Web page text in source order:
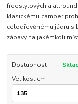
freestylových a
klasickému camber
celodřevěnému jádru s
zábavy na jakémkoli
Dostupnost
Velikost cm